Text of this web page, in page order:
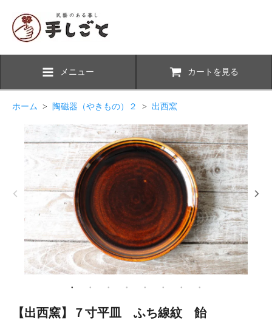
メニュー カートを見る
ホーム > 陶磁器（やきもの）２ > 出西窯
【出西窯】７寸平皿 ふち線紋 飴